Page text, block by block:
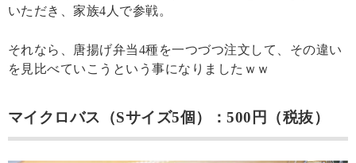
いただき、家族4人で参戦。
それなら、唐揚げ弁当4種を一つづつ注文して、その違い
を見比べていこうという事になりましたｗｗ
マイクロバス（Sサイズ5個）：500円（税抜）